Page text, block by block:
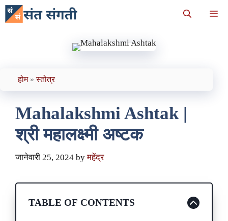
Skip
होम»स्तोत्र
Mahalakshmi Ashtak |
श्री महालक्ष्मी अष्टक
जानेवारी 25, 2024 byमहेंद्र
TABLE OF CONTENTS